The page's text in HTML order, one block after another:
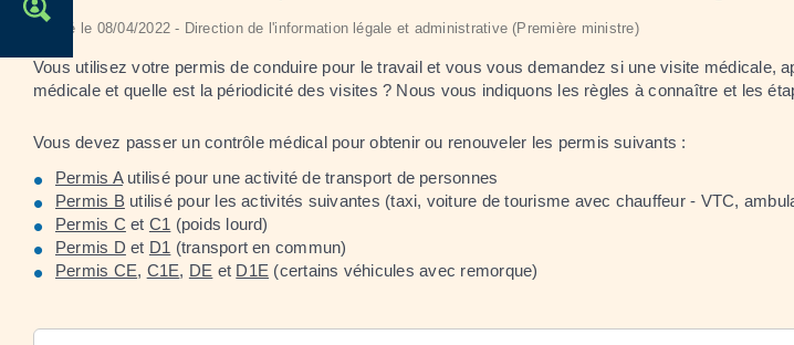
Vérifié le 08/04/2022 - Direction de l'information légale et administrative (Première ministre)
Vous utilisez votre permis de conduire pour le travail et vous vous demandez si une visite médicale,
médicale et quelle est la périodicité des visites ? Nous vous indiquons les règles à connaître et les
Vous devez passer un contrôle médical pour obtenir ou renouveler les permis suivants :
Permis Autilisé pour une activité de transport de personnes
Permis Butilisé pour les activités suivantes (taxi, voiture de tourisme avec chauffeur - VTC,
Permis C et C1 (poids lourd)
Permis D et D1 (transport en commun)
Permis CE, C1E, DE et D1E (certains véhicules avec remorque)